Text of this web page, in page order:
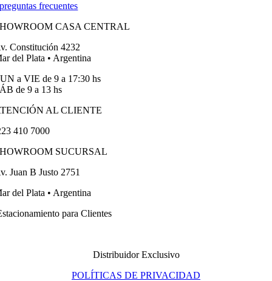
preguntas frecuentes
CASA CENTRAL
Constitución 4232
del Plata • Argentina
a VIE de 9 a 17:30 hs
de 9 a 13 hs
AL CLIENTE
410 7000
SUCURSAL
Juan B Justo 2751
del Plata • Argentina
para Clientes
Distribuidor Exclusivo
POLÍTICAS DE PRIVACIDAD